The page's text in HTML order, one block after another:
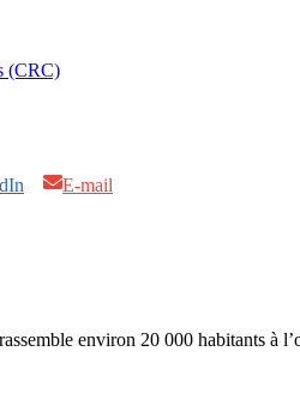
(CRC)
E-mail
environ 20 000 habitants à